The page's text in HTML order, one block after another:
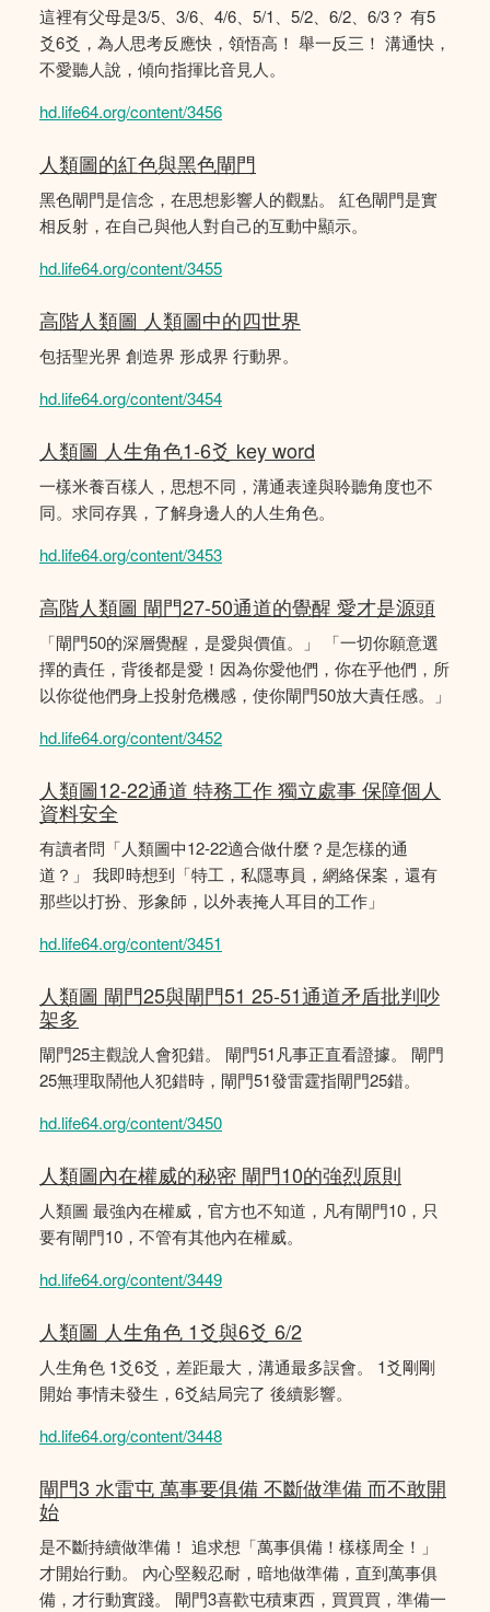
這裡有父母是3/5、3/6、4/6、5/1、5/2、6/2、6/3？ 有5
爻6爻，為人思考反應快，領悟高！ 舉一反三！ 溝通快，
不愛聽人說，傾向指揮比音見人。
hd.life64.org/content/3456
人類圖的紅色與黑色閘門
黑色閘門是信念，在思想影響人的觀點。 紅色閘門是實
相反射，在自己與他人對自己的互動中顯示。
hd.life64.org/content/3455
高階人類圖 人類圖中的四世界
包括聖光界 創造界 形成界 行動界。
hd.life64.org/content/3454
人類圖 人生角色1-6爻 key word
一樣米養百樣人，思想不同，溝通表達與聆聽角度也不
同。求同存異，了解身邊人的人生角色。
hd.life64.org/content/3453
高階人類圖 閘門27-50通道的覺醒 愛才是源頭
「閘門50的深層覺醒，是愛與價值。」 「一切你願意選
擇的責任，背後都是愛！因為你愛他們，你在乎他們，所
以你從他們身上投射危機感，使你閘門50放大責任感。」
hd.life64.org/content/3452
人類圖12-22通道 特務工作 獨立處事 保障個人
資料安全
有讀者問「人類圖中12-22適合做什麼？是怎樣的通
道？」 我即時想到「特工，私隱專員，網絡保案，還有
那些以打扮、形象師，以外表掩人耳目的工作」
hd.life64.org/content/3451
人類圖 閘門25與閘門51 25-51通道矛盾批判吵
架多
閘門25主觀說人會犯錯。 閘門51凡事正直看證據。 閘門
25無理取鬧他人犯錯時，閘門51發雷霆指閘門25錯。
hd.life64.org/content/3450
人類圖內在權威的秘密 閘門10的強烈原則
人類圖 最強內在權威，官方也不知道，凡有閘門10，只
要有閘門10，不管有其他內在權威。
hd.life64.org/content/3449
人類圖 人生角色 1爻與6爻 6/2
人生角色 1爻6爻，差距最大，溝通最多誤會。 1爻剛剛
開始 事情未發生，6爻結局完了 後續影響。
hd.life64.org/content/3448
閘門3 水雷屯 萬事要俱備 不斷做準備 而不敢開
始
是不斷持續做準備！ 追求想「萬事俱備！樣樣周全！」
才開始行動。 內心堅毅忍耐，暗地做準備，直到萬事俱
備，才行動實踐。 閘門3喜歡屯積東西，買買買，準備一